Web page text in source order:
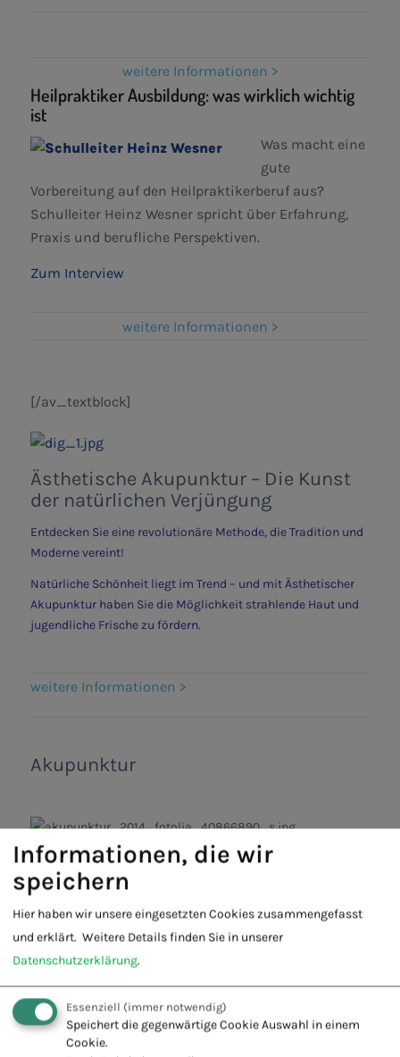
weitere Informationen >
Heilpraktiker Ausbildung: was wirklich wichtig
ist
Was macht eine
gute
Vorbereitung auf den Heilpraktikerberuf aus?
Schulleiter Heinz Wesner spricht über Erfahrung,
Praxis und berufliche Perspektiven.
Zum Interview
weitere Informationen >
[/av_textblock]
Ästhetische Akupunktur – Die Kunst
der natürlichen Verjüngung
Entdecken Sie eine revolutionäre Methode, die Tradition und
Moderne vereint!
Natürliche Schönheit liegt im Trend – und mit Ästhetischer
Akupunktur haben Sie die Möglichkeit strahlende Haut und
jugendliche Frische zu fördern.
weitere Informationen >
Akupunktur
Entdecken Sie die Kraft der Akupunktur. Die zertifizierte
TCM-Ausbildung beginnt zum 22 Mal im Frühjahr 2027
weitere Informationen >
Ästhetische Medizin – Ihre
Spezialisierung für natürliche
Informationen, die wir
speichern
Hier haben wir unsere eingesetzten Cookies zusammengefasst
und erklärt. Weitere Details finden Sie in unserer
Datenschutzerklärung.
Essenziell (immer notwendig)
Speichert die gegenwärtige Cookie Auswahl in einem
Cookie.